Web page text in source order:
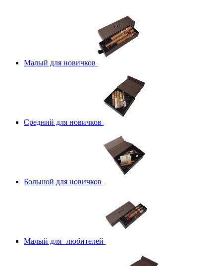
Малый для новичков
Средний для новичков
Большой для новичков
Малый для любителей